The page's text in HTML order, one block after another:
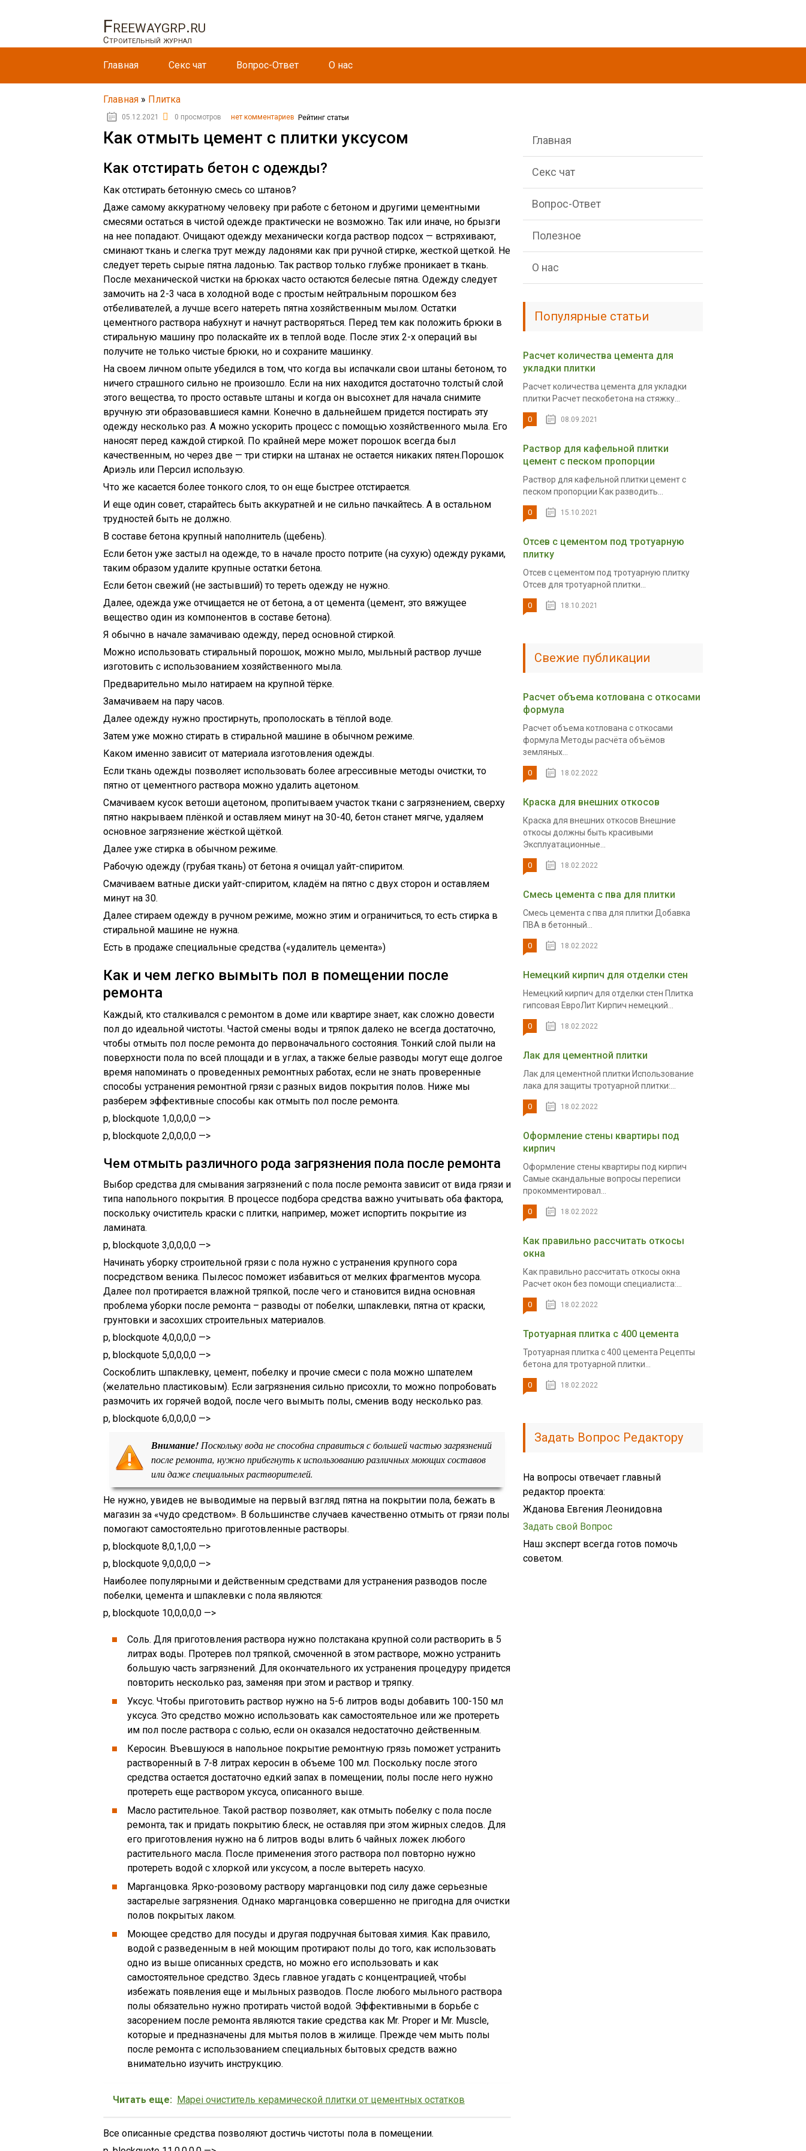
Freewaygrp.ru
Строительный журнал
Главная Секс чат Вопрос-Ответ О нас
Главная » Плитка
05.12.2021 0 просмотров нет комментариев Рейтинг статьи
Как отмыть цемент с плитки уксусом
Как отстирать бетон с одежды?
Как отстирать бетонную смесь со штанов?
Даже самому аккуратному человеку при работе с бетоном и другими цементными
смесями остаться в чистой одежде практически не возможно. Так или иначе, но брызги
на нее попадают. Очищают одежду механически когда раствор подсох — встряхивают,
сминают ткань и слегка трут между ладонями как при ручной стирке, жесткой щеткой. Не
следует тереть сырые пятна ладонью. Так раствор только глубже проникает в ткань.
После механической чистки на брюках часто остаются белесые пятна. Одежду следует
замочить на 2-3 часа в холодной воде с простым нейтральным порошком без
отбеливателей, а лучше всего натереть пятна хозяйственным мылом. Остатки
цементного раствора набухнут и начнут растворяться. Перед тем как положить брюки в
стиральную машину про поласкайте их в теплой воде. После этих 2-х операций вы
получите не только чистые брюки, но и сохраните машинку.
На своем личном опыте убедился в том, что когда вы испачкали свои штаны бетоном, то
ничего страшного сильно не произошло. Если на них находится достаточно толстый слой
этого вещества, то просто оставьте штаны и когда он высохнет для начала снимите
вручную эти образовавшиеся камни. Конечно в дальнейшем придется постирать эту
одежду несколько раз. А можно ускорить процесс с помощью хозяйственного мыла. Его
наносят перед каждой стиркой. По крайней мере может порошок всегда был
качественным, но через две — три стирки на штанах не остается никаких пятен.Порошок
Ариэль или Персил использую.
Что же касается более тонкого слоя, то он еще быстрее отстирается.
И еще один совет, старайтесь быть аккуратней и не сильно пачкайтесь. А в остальном
трудностей быть не должно.
В составе бетона крупный наполнитель (щебень).
Если бетон уже застыл на одежде, то в начале просто потрите (на сухую) одежду руками,
таким образом удалите крупные остатки бетона.
Если бетон свежий (не застывший) то тереть одежду не нужно.
Далее, одежда уже отчищается не от бетона, а от цемента (цемент, это вяжущее
вещество один из компонентов в составе бетона).
Я обычно в начале замачиваю одежду, перед основной стиркой.
Можно использовать стиральный порошок, можно мыло, мыльный раствор лучше
изготовить с использованием хозяйственного мыла.
Предварительно мыло натираем на крупной тёрке.
Замачиваем на пару часов.
Далее одежду нужно простирнуть, прополоскать в тёплой воде.
Затем уже можно стирать в стиральной машине в обычном режиме.
Каком именно зависит от материала изготовления одежды.
Если ткань одежды позволяет использовать более агрессивные методы очистки, то
пятно от цементного раствора можно удалить ацетоном.
Смачиваем кусок ветоши ацетоном, пропитываем участок ткани с загрязнением, сверху
пятно накрываем плёнкой и оставляем минут на 30-40, бетон станет мягче, удаляем
основное загрязнение жёсткой щёткой.
Далее уже стирка в обычном режиме.
Рабочую одежду (грубая ткань) от бетона я очищал уайт-спиритом.
Смачиваем ватные диски уайт-спиритом, кладём на пятно с двух сторон и оставляем
минут на 30.
Далее стираем одежду в ручном режиме, можно этим и ограничиться, то есть стирка в
стиральной машине не нужна.
Есть в продаже специальные средства («удалитель цемента»)
Как и чем легко вымыть пол в помещении после
ремонта
Каждый, кто сталкивался с ремонтом в доме или квартире знает, как сложно довести
пол до идеальной чистоты. Частой смены воды и тряпок далеко не всегда достаточно,
чтобы отмыть пол после ремонта до первоначального состояния. Тонкий слой пыли на
поверхности пола по всей площади и в углах, а также белые разводы могут еще долгое
время напоминать о проведенных ремонтных работах, если не знать проверенные
способы устранения ремонтной грязи с разных видов покрытия полов. Ниже мы
разберем эффективные способы как отмыть пол после ремонта.
p, blockquote 1,0,0,0,0 —>
p, blockquote 2,0,0,0,0 —>
Чем отмыть различного рода загрязнения пола после ремонта
Выбор средства для смывания загрязнений с пола после ремонта зависит от вида грязи и
типа напольного покрытия. В процессе подбора средства важно учитывать оба фактора,
поскольку очиститель краски с плитки, например, может испортить покрытие из
ламината.
p, blockquote 3,0,0,0,0 —>
Начинать уборку строительной грязи с пола нужно с устранения крупного сора
посредством веника. Пылесос поможет избавиться от мелких фрагментов мусора.
Далее пол протирается влажной тряпкой, после чего и становится видна основная
проблема уборки после ремонта – разводы от побелки, шпаклевки, пятна от краски,
грунтовки и засохших строительных материалов.
p, blockquote 4,0,0,0,0 —>
p, blockquote 5,0,0,0,0 —>
Соскоблить шпаклевку, цемент, побелку и прочие смеси с пола можно шпателем
(желательно пластиковым). Если загрязнения сильно присохли, то можно попробовать
размочить их горячей водой, после чего вымыть полы, сменив воду несколько раз.
p, blockquote 6,0,0,0,0 —>
Внимание! Поскольку вода не способна справиться с большей частью загрязнений
после ремонта, нужно прибегнуть к использованию различных моющих составов
или даже специальных растворителей.
Не нужно, увидев не выводимые на первый взгляд пятна на покрытии пола, бежать в
магазин за «чудо средством». В большинстве случаев качественно отмыть от грязи полы
помогают самостоятельно приготовленные растворы.
p, blockquote 8,0,1,0,0 —>
p, blockquote 9,0,0,0,0 —>
Наиболее популярными и действенным средствами для устранения разводов после
побелки, цемента и шпаклевки с пола являются:
p, blockquote 10,0,0,0,0 —>
Соль. Для приготовления раствора нужно полстакана крупной соли растворить в 5
литрах воды. Протерев пол тряпкой, смоченной в этом растворе, можно устранить
большую часть загрязнений. Для окончательного их устранения процедуру придется
повторить несколько раз, заменяя при этом и раствор и тряпку.
Уксус. Чтобы приготовить раствор нужно на 5-6 литров воды добавить 100-150 мл
уксуса. Это средство можно использовать как самостоятельное или же протереть
им пол после раствора с солью, если он оказался недостаточно действенным.
Керосин. Въевшуюся в напольное покрытие ремонтную грязь поможет устранить
растворенный в 7-8 литрах керосин в объеме 100 мл. Поскольку после этого
средства остается достаточно едкий запах в помещении, полы после него нужно
протереть еще раствором уксуса, описанного выше.
Масло растительное. Такой раствор позволяет, как отмыть побелку с пола после
ремонта, так и придать покрытию блеск, не оставляя при этом жирных следов. Для
его приготовления нужно на 6 литров воды влить 6 чайных ложек любого
растительного масла. После применения этого раствора пол повторно нужно
протереть водой с хлоркой или уксусом, а после вытереть насухо.
Марганцовка. Ярко-розовому раствору марганцовки под силу даже серьезные
застарелые загрязнения. Однако марганцовка совершенно не пригодна для очистки
полов покрытых лаком.
Моющее средство для посуды и другая подручная бытовая химия. Как правило,
водой с разведенным в ней моющим протирают полы до того, как использовать
одно из выше описанных средств, но можно его использовать и как
самостоятельное средство. Здесь главное угадать с концентрацией, чтобы
избежать появления еще и мыльных разводов. После любого мыльного раствора
полы обязательно нужно протирать чистой водой. Эффективными в борьбе с
засорением после ремонта являются такие средства как Mr. Proper и Mr. Muscle,
которые и предназначены для мытья полов в жилище. Прежде чем мыть полы
после ремонта с использованием специальных бытовых средств важно
внимательно изучить инструкцию.
Читать еще: Mapei очиститель керамической плитки от цементных остатков
Все описанные средства позволяют достичь чистоты пола в помещении.
Главная
Секс чат
Вопрос-Ответ
Полезное
О нас
Популярные статьи
Расчет количества цемента для
укладки плитки
Расчет количества цемента для укладки
плитки Расчет пескобетона на стяжку...
0 08.09.2021
Раствор для кафельной плитки
цемент с песком пропорции
Раствор для кафельной плитки цемент с
песком пропорции Как разводить...
0 15.10.2021
Отсев с цементом под тротуарную
плитку
Отсев с цементом под тротуарную плитку
Отсев для тротуарной плитки...
0 18.10.2021
Свежие публикации
Расчет объема котлована с откосами
формула
Расчет объема котлована с откосами
формула Методы расчёта объёмов
земляных...
0 18.02.2022
Краска для внешних откосов
Краска для внешних откосов Внешние
откосы должны быть красивыми
Эксплуатационные...
0 18.02.2022
Смесь цемента с пва для плитки
Смесь цемента с пва для плитки Добавка
ПВА в бетонный...
0 18.02.2022
Немецкий кирпич для отделки стен
Немецкий кирпич для отделки стен Плитка
гипсовая ЕвроЛит Кирпич немецкий...
0 18.02.2022
Лак для цементной плитки
Лак для цементной плитки Использование
лака для защиты тротуарной плитки:...
0 18.02.2022
Оформление стены квартиры под
кирпич
Оформление стены квартиры под кирпич
Самые скандальные вопросы переписи
прокомментировал...
0 18.02.2022
Как правильно рассчитать откосы
окна
Как правильно рассчитать откосы окна
Расчет окон без помощи специалиста:...
0 18.02.2022
Тротуарная плитка с 400 цемента
Тротуарная плитка с 400 цемента Рецепты
бетона для тротуарной плитки...
0 18.02.2022
Задать Вопрос Редактору
На вопросы отвечает главный
редактор проекта:
Жданова Евгения Леонидовна
Задать свой Вопрос
Наш эксперт всегда готов помочь
советом.